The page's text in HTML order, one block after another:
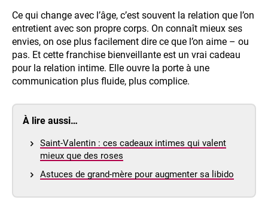
Ce qui change avec l’âge, c’est souvent la relation que l’on
entretient avec son propre corps. On connaît mieux ses
envies, on ose plus facilement dire ce que l’on aime – ou
pas. Et cette franchise bienveillante est un vrai cadeau
pour la relation intime. Elle ouvre la porte à une
communication plus fluide, plus complice.
À lire aussi…
Saint-Valentin : ces cadeaux intimes qui valent
mieux que des roses
Astuces de grand-mère pour augmenter sa libido